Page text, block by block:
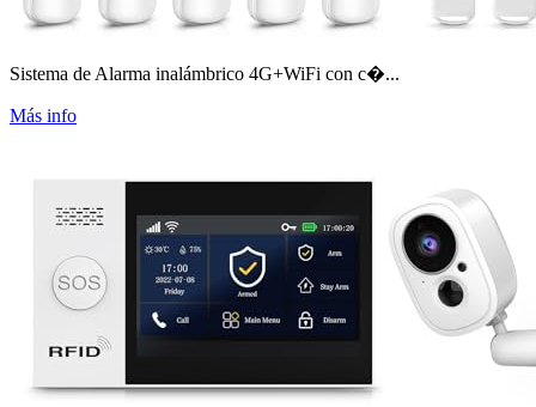
Sistema de Alarma inalámbrico 4G+WiFi con c�...
Más info